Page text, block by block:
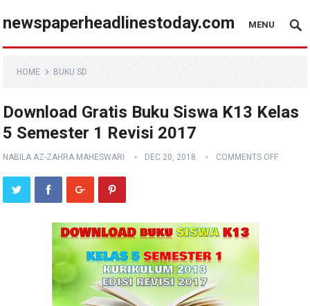
newspaperheadlinestoday.com MENU
HOME BUKU SD
Download Gratis Buku Siswa K13 Kelas
5 Semester 1 Revisi 2017
NABILA AZ-ZAHRA MAHESWARI DEC 20, 2018 COMMENTS OFF